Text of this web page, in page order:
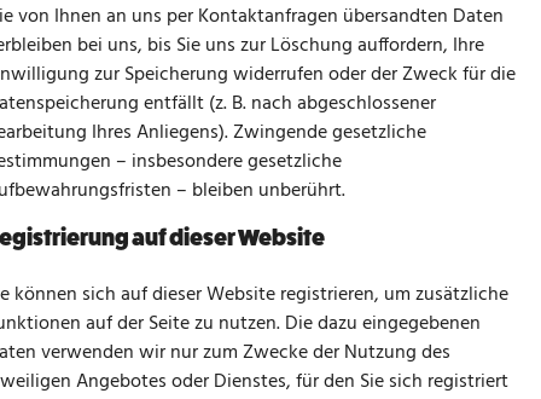
von Ihnen an uns per Kontaktanfragen übersandten Daten
bei uns, bis Sie uns zur Löschung auffordern, Ihre
zur Speicherung widerrufen oder der Zweck für die
entfällt (z. B. nach abgeschlossener
Ihres Anliegens). Zwingende gesetzliche
– insbesondere gesetzliche
– bleiben unberührt.
auf dieser Website
können sich auf dieser Website registrieren, um zusätzliche
auf der Seite zu nutzen. Die dazu eingegebenen
verwenden wir nur zum Zwecke der Nutzung des
Angebotes oder Dienstes, für den Sie sich registriert